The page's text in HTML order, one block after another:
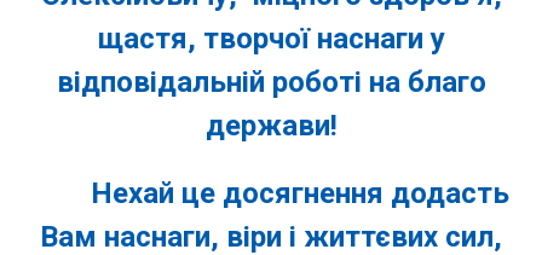
щастя, творчої наснаги у
відповідальній роботі на благо
держави!
Нехай це досягнення додасть
Вам наснаги, віри і життєвих сил,